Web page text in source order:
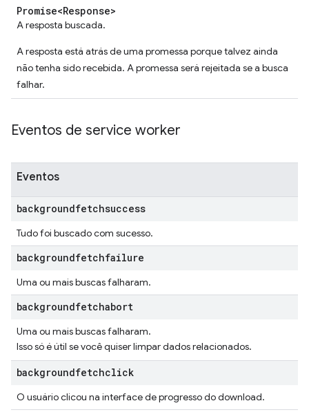
Promise<Response>
A resposta buscada.
A resposta está atrás de uma promessa porque talvez ainda
não tenha sido recebida. A promessa será rejeitada se a busca
falhar.
Eventos de service worker
Eventos
backgroundfetchsuccess
Tudo foi buscado com sucesso.
backgroundfetchfailure
Uma ou mais buscas falharam.
backgroundfetchabort
Uma ou mais buscas falharam.
Isso só é útil se você quiser limpar dados relacionados.
backgroundfetchclick
O usuário clicou na interface de progresso do download.